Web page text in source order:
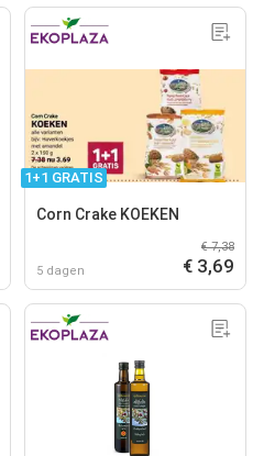
1+1 GRATIS
Corn Crake KOEKEN
5 dagen
€ 7,38
€ 3,69